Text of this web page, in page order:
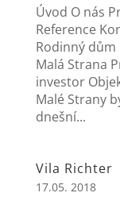
Úvod O nás
Reference
Rodinný dům
Malá Strana
investor
Malé Strany
dnešní...
Vila Richter
17.05. 2018